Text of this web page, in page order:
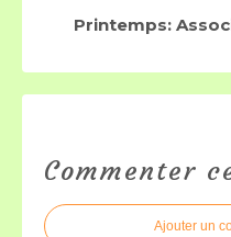
Printemps:
Commenter
Ajouter un